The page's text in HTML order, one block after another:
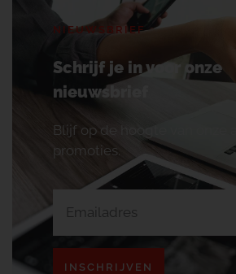
NIEUWSBRIEF
Schrijf je in voor onze
nieuwsbrief
Blijf op de hoogte van onze
promoties.
INSCHRIJVEN